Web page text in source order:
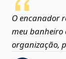
O encanador
meu banheiro
organização,